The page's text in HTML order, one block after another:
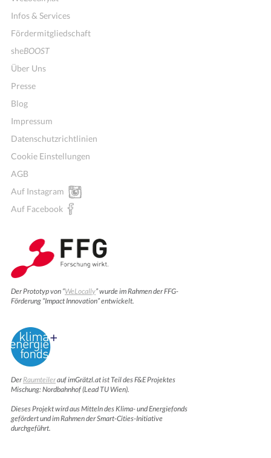
Online Shops
Infos & Services
Fördermitgliedschaft
sheBOOST
Über Uns
Presse
Blog
Impressum
Datenschutzrichtlinien
Cookie Einstellungen
AGB
Auf Instagram
Auf Facebook
Der Prototyp von “WeLocally” wurde im Rahmen der FFG-
Förderung “Impact Innovation” entwickelt.
DerRaumteilerauf imGrätzl.at ist Teil des F&E Projektes
Mischung: Nordbahnhof (Lead TU Wien).
Dieses Projekt wird aus Mitteln des Klima- und Energiefonds
gefördert und im Rahmen der Smart-Cities-Initiative
durchgeführt.